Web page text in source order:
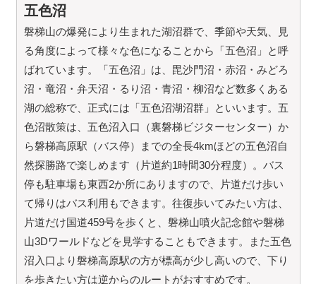
五色沼
磐梯山の爆発により生まれた湖沼群で、季節や天気、見
る角度によって様々な色になることから「五色沼」と呼
ばれています。「五色沼」は、毘沙門沼・赤沼・みどろ
沼・竜沼・弁天沼・るり沼・青沼・柳沼など数多くある
湖の総称で、正式には「五色沼湖沼群」といいます。五
色沼散策は、五色沼入口（裏磐梯ビジターセンター）か
ら磐梯高原駅（バス停）までの全長4kmほどの五色沼自
然探勝路で楽しめます（片道約1時間30分程度）。バス
停も駐車場も東西2か所にありますので、片道だけ歩い
て帰りはバス利用もできます。往復歩いてみたい方は、
片道だけ国道459号を歩くと、磐梯山噴火記念館や磐梯
山3Dワールドなどを見学することもできます。また五色
沼入口より磐梯高原駅の方が標高が少し高いので、下り
を歩きたい方は逆からのルートがおすすめです。